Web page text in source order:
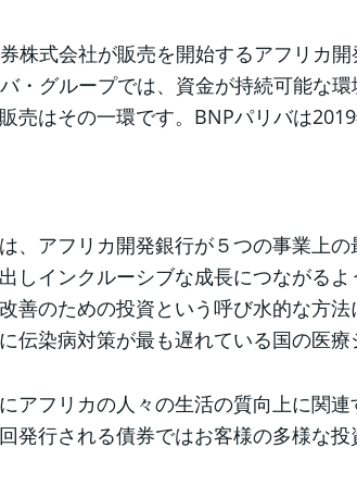
株式会社が販売を開始するアフリカ
・グループでは、資金が持続可能な
売はその一環です。BNPパリバは
、アフリカ開発銀行が５つの事業上
しインクルーシブな成長につながる
善のための投資という呼び水的な方
伝染病対策が最も遅れている国の医
アフリカの人々の生活の質向上に関
発行される債券ではお客様の多様な